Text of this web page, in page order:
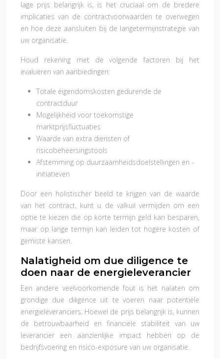
lage prijs belangrijk is, is het cruciaal om de bredere
implicaties van de contractvoorwaarden te overwegen
en hoe deze aansluiten bij de langetermijnstrategie van
uw organisatie.
Houd rekening met de volgende factoren bij het
evalueren van aanbiedingen:
Totale eigendomskosten gedurende de
contractduur
Mogelijkheid voor toekomstige
marktprijsfluctuaties
Waarde van extra diensten of
risicobeheersingstools
Afstemming op duurzaamheidsdoelstellingen en -
initiatieven
Door een holistischer beeld te krijgen van de waarde
van het contract, kunt u de valkuil vermijden om een
optie te kiezen die op korte termijn geld kan besparen,
maar op lange termijn kan leiden tot hogere kosten of
gemiste kansen.
Nalatigheid om due diligence te
doen naar de energieleverancier
Een andere veelvoorkomende fout is het nalaten om
grondige due diligence uit te voeren naar potentiële
energieleveranciers. Hoewel de prijs belangrijk is, kunnen
de betrouwbaarheid en financiële stabiliteit van uw
leverancier een aanzienlijke impact hebben op de
bedrijfsvoering en risico-exposure van uw organisatie.